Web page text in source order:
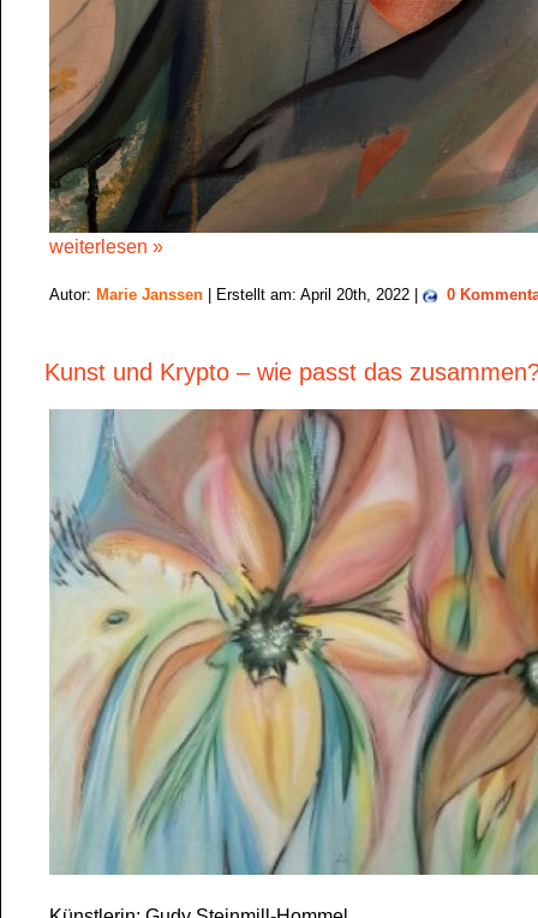
weiterlesen »
Autor: Marie Janssen | Erstellt am: April 20th, 2022 | 0
Kunst und Krypto – wie passt das